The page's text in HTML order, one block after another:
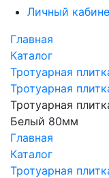
Личный
Главная
Каталог
Тротуарная
Тротуарная
Тротуарная
Белый 80мм
Главная
Каталог
Тротуарная